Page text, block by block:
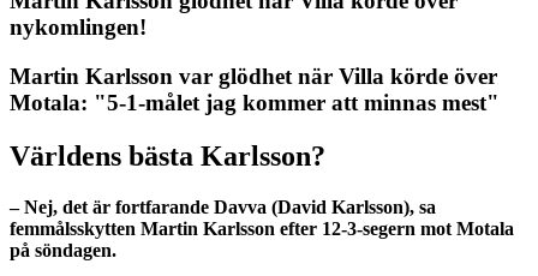
nykomlingen!
Martin Karlsson var glödhet när Villa körde över
Motala: "5-1-målet jag kommer att minnas mest"
Världens bästa Karlsson?
– Nej, det är fortfarande Davva (David Karlsson), sa
femmålsskytten Martin Karlsson efter 12-3-segern mot Motala
på söndagen.